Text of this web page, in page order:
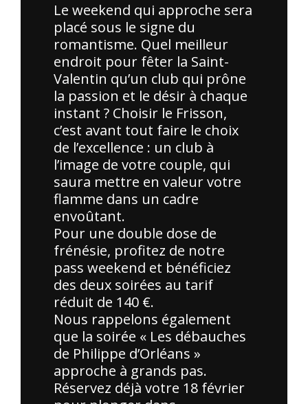
Le weekend qui approche sera
placé sous le signe du
romantisme. Quel meilleur
endroit pour fêter la Saint-
Valentin qu’un club qui prône
la passion et le désir à chaque
instant ? Choisir le Frisson,
c’est avant tout faire le choix
de l’excellence : un club à
l’image de votre couple, qui
saura mettre en valeur votre
flamme dans un cadre
envoûtant.
Pour une double dose de
frénésie, profitez de notre
pass weekend et bénéficiez
des deux soirées au tarif
réduit de 140 €.
Nous rappelons également
que la soirée « Les débauches
de Philippe d’Orléans »
approche à grands pas.
Réservez déjà votre 18 février